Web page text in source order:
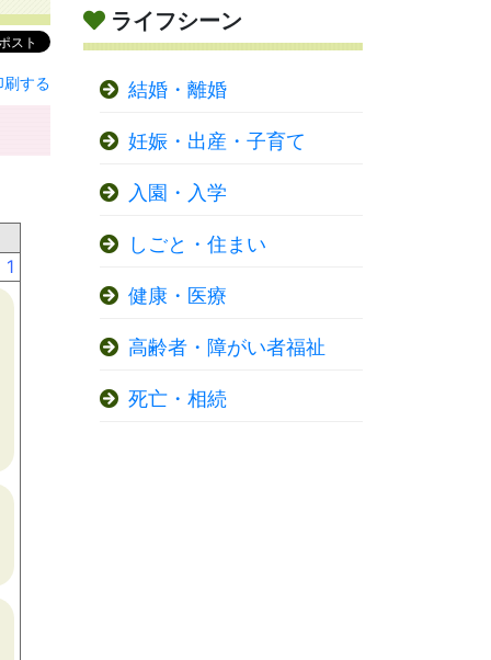
する
1
ライフシーン
結婚・離婚
妊娠・出産・子育て
入園・入学
しごと・住まい
健康・医療
高齢者・障がい者福祉
死亡・相続